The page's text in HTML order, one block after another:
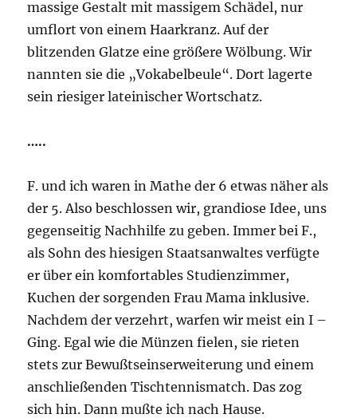
massige Gestalt mit massigem Schädel, nur
umflort von einem Haarkranz. Auf der
blitzenden Glatze eine größere Wölbung. Wir
nannten sie die „Vokabelbeule“. Dort lagerte
sein riesiger lateinischer Wortschatz.
…..
F. und ich waren in Mathe der 6 etwas näher als
der 5. Also beschlossen wir, grandiose Idee, uns
gegenseitig Nachhilfe zu geben. Immer bei F.,
als Sohn des hiesigen Staatsanwaltes verfügte
er über ein komfortables Studienzimmer,
Kuchen der sorgenden Frau Mama inklusive.
Nachdem der verzehrt, warfen wir meist ein I –
Ging. Egal wie die Münzen fielen, sie rieten
stets zur Bewußtseinserweiterung und einem
anschließenden Tischtennismatch. Das zog
sich hin. Dann mußte ich nach Hause.